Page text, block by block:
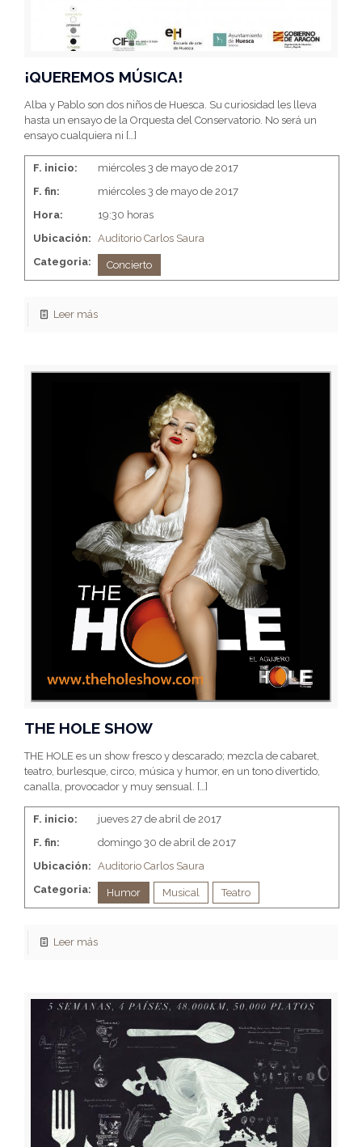
¡QUEREMOS MÚSICA!
Alba y Pablo son dos niños de Huesca. Su curiosidad les lleva
hasta un ensayo de la Orquesta del Conservatorio. No será un
ensayo cualquiera ni […]
F. inicio:
miércoles 3 de mayo de 2017
F. fin:
miércoles 3 de mayo de 2017
Hora:
19:30 horas
Ubicación: Auditorio Carlos Saura
Categoria:
Concierto
Leer más
THE HOLE SHOW
THE HOLE es un show fresco y descarado; mezcla de cabaret,
teatro, burlesque, circo, música y humor, en un tono divertido,
canalla, provocador y muy sensual. […]
F. inicio:
jueves 27 de abril de 2017
F. fin:
domingo 30 de abril de 2017
Ubicación: Auditorio Carlos Saura
Categoria:
Humor Musical Teatro
Leer más